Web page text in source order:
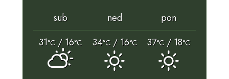
sub ned
pon
31°C / 16°C 34°C/ 16°C 37°C / 18°C